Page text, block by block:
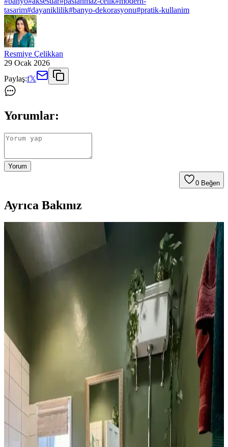
tasarim#dayaniklilik#banyo-dekorasyonu#pratik-kullanim
Resmiye Çelikkan
29 Ocak 2026
Paylaş:f𝕏
Yorumlar:
Yorum
0 Beğen
Ayrıca Bakınız
1960'lar Banyosunu Modernize Etmek İçin Renk,
1960'lar banyolarını modernleştirmek için renk dengesi,
mikroçimento duvarlar, şeffaf duş perdeleri ve pirinç donanımlar
kullanılarak ferah ve estetik bir ortam yaratılabilir.
1970'ler Banyosunu 1000 Dolar Altında Yenilemek
İçin Yüksek Getirili Güncellemeler
1970'lerden kalma banyoları 1000 dolar altı bütçeyle yenilemek için
duvar boyası, aydınlatma, ayna ve fayans boyama gibi düşük
maliyetli ama etkili yöntemler sunuluyor. Retro estetik korunuyor.
Tuvaletin Üstü İçin Fonksiyonel ve Estetik
Dekorasyon ve Depolama Çözümleri
Tuvaletin üst kısmı, depolama dolapları, raflar, sanat eserleri ve
uygun aydınlatma ile hem fonksiyonel hem de estetik hale
getirilebilir. Doğru malzeme ve renk seçimi mekanın atmosferini
dengeler.